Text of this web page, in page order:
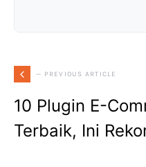
— PREVIOUS ARTICLE
10 Plugin E-
Terbaik, Ini